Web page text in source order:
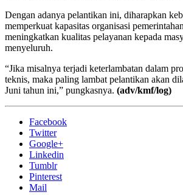
Dengan adanya pelantikan ini, diharapkan
memperkuat kapasitas organisasi
meningkatkan kualitas pelayanan kepada
menyeluruh.
“Jika misalnya terjadi keterlambatan dalam
teknis, maka paling lambat pelantikan akan
Juni tahun ini,” pungkasnya. (adv/kmf/log)
Facebook
Twitter
Google+
Linkedin
Tumblr
Pinterest
Mail